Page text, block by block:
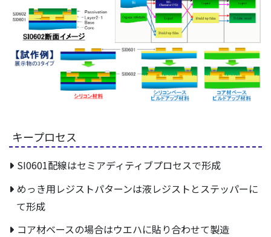
キープロセス
SI0601配線はセミアディティブプロセスで形成
めっき用レジストパターンは液レジストとステッパーに
て形成
コア材ベースの場合はウエハに貼り合わせて製造